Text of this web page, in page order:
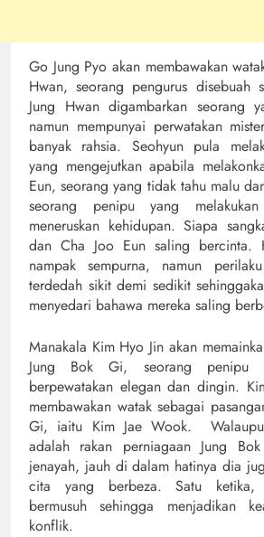
Go Jung Pyo akan membawakan
Hwan, seorang pengurus disebuah
Jung Hwan digambarkan seorang
namun mempunyai perwatakan
banyak rahsia. Seohyun pula
yang mengejutkan apabila
Eun, seorang yang tidak tahu malu
seorang penipu yang
meneruskan kehidupan. Siapa
dan Cha Joo Eun saling bercinta.
nampak sempurna, namun
terdedah sikit demi sedikit
menyedari bahawa mereka saling
Manakala Kim Hyo Jin akan
Jung Bok Gi, seorang penipu
berpewatakan elegan dan dingin.
membawakan watak sebagai
Gi, iaitu Kim Jae Wook.
adalah rakan perniagaan Jung
jenayah, jauh di dalam hatinya dia
cita yang berbeza. Satu ketika,
bermusuh sehingga menjadikan
konflik.